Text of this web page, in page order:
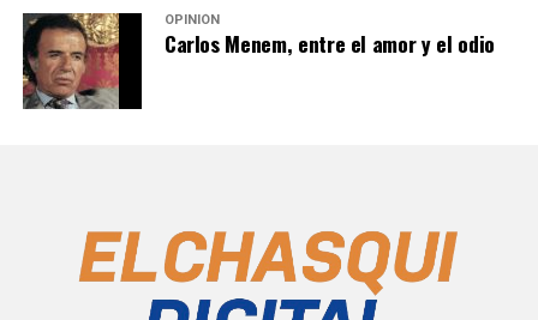
OPINIÓN
Carlos Menem, entre el amor y el odio